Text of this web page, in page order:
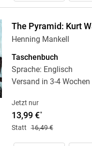
The Pyramid: Kurt
Henning Mankell
Taschenbuch
Sprache: Englisch
Versand in 3-4 Wochen
Jetzt nur
13,99 €*
Statt 16,49 €